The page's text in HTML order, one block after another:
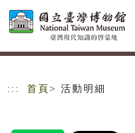
跳到主要內容
網站導覽
::: 首頁 > 活動明細